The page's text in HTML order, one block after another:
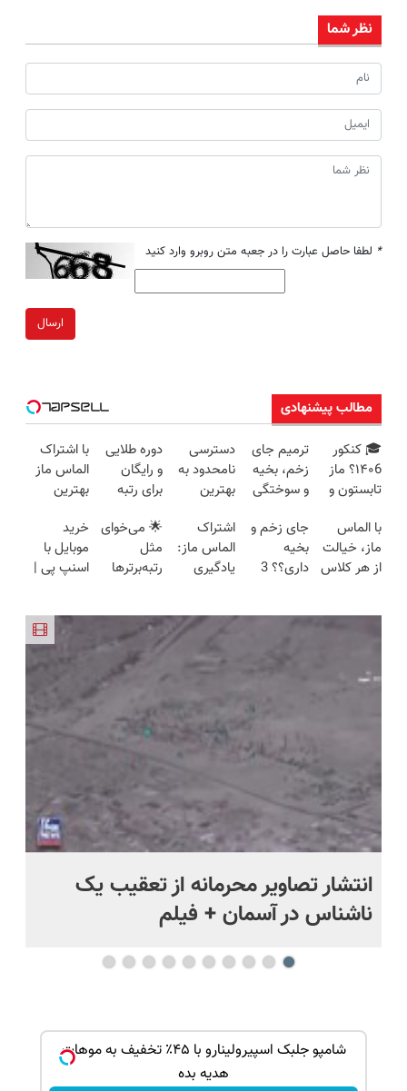
نظر شما
* لطفا حاصل عبارت را در جعبه متن روبرو وارد کنید
ارسال
مطالب پیشنهادی
🎓 کنکور
۱۴۰6؟ ماز
تابستون و
جمع میکنه
🏆
ترمیم جای
زخم، بخیه
و سوختگی
هفته!!😍
دسترسی
نامحدود به
بهترین
روز کنکور
دوره طلایی
و رایگان
برای رتبه
کنکور
با اشتراک
الماس ماز
بهترین
کنکور بگیر
با الماس
ماز، خیالت
از هر کلاس
جای زخم و
بخیه
داری؟؟ 3
اشتراک
الماس ماز:
یادگیری
تا کنکور
🌟 می‌خوای
مثل
رتبه‌برترها
دوره جت
ماز رو
شروع ک
خرید
موبایل با
اسنپ پی |
کارمزد!
انتشار تصاویر محرمانه از تعقیب یک
ناشناس در آسمان + فیلم
شامپو جلبک اسپیرولینارو با ۴۵٪ تخفیف به موهات
هدیه بده